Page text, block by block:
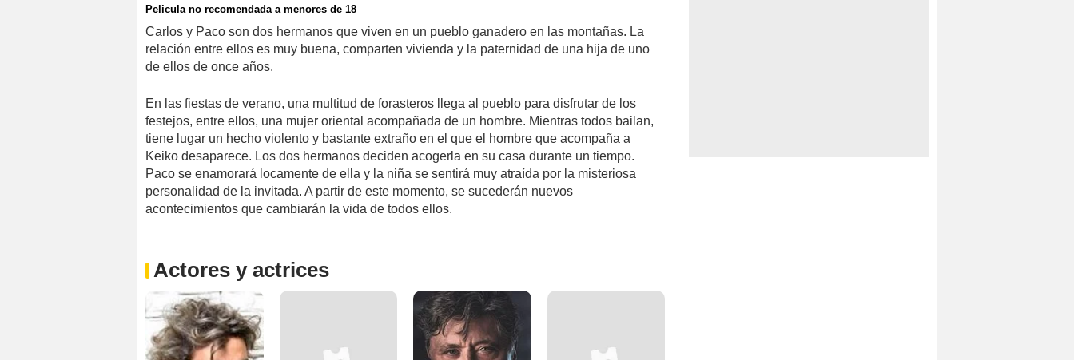
Pelicula no recomendada a menores de 18
Carlos y Paco son dos hermanos que viven en un pueblo ganadero en las montañas. La
relación entre ellos es muy buena, comparten vivienda y la paternidad de una hija de uno
de ellos de once años.
En las fiestas de verano, una multitud de forasteros llega al pueblo para disfrutar de los
festejos, entre ellos, una mujer oriental acompañada de un hombre. Mientras todos bailan,
tiene lugar un hecho violento y bastante extraño en el que el hombre que acompaña a
Keiko desaparece. Los dos hermanos deciden acogerla en su casa durante un tiempo.
Paco se enamorará locamente de ella y la niña se sentirá muy atraída por la misteriosa
personalidad de la invitada. A partir de este momento, se sucederán nuevos
acontecimientos que cambiarán la vida de todos ellos.
Actores y actrices